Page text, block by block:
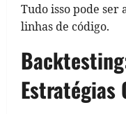
Tudo isso pode ser
linhas de código.